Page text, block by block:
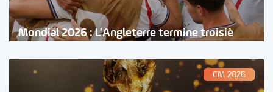
Mondial 2026 : L’Angleterre termine troisiè
CM 2026